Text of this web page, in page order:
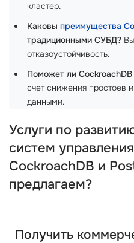
кластер.
Каковы преимущества
традиционными СУБД?
отказоустойчивость.
Поможет ли CockroachDB
счет снижения простоев
данными.
Услуги по
систем
CockroachDB и
предлагаем?
Получить